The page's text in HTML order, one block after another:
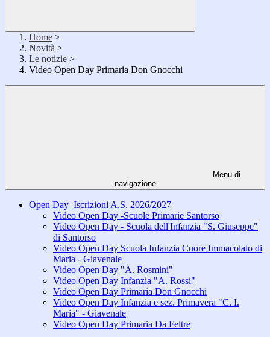
Home >
Novità >
Le notizie >
Video Open Day Primaria Don Gnocchi
Menu di
navigazione
Open Day_Iscrizioni A.S. 2026/2027
Video Open Day -Scuole Primarie Santorso
Video Open Day - Scuola dell'Infanzia "S. Giuseppe"
di Santorso
Video Open Day Scuola Infanzia Cuore Immacolato di
Maria - Giavenale
Video Open Day "A. Rosmini"
Video Open Day Infanzia "A. Rossi"
Video Open Day Primaria Don Gnocchi
Video Open Day Infanzia e sez. Primavera "C. I.
Maria" - Giavenale
Video Open Day Primaria Da Feltre